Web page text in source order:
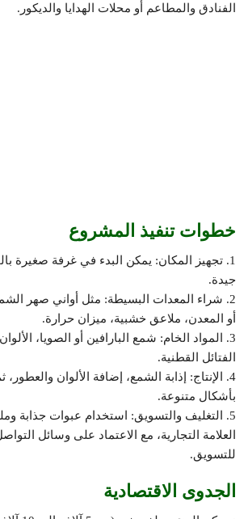
الفنادق والمطاعم أو محلات الهدايا والديكور.
خطوات تنفيذ المشروع
1. تجهيز المكان: يمكن البدء في غرفة صغيرة
جيدة.
2. شراء المعدات البسيطة: مثل أواني صهر
أو المعدن، ملاعق خشبية، ميزان حرارة.
3. المواد الخام: شمع البارافين أو الصويا،
الفتائل القطنية.
4. الإنتاج: إذابة الشمع، إضافة الألوان
بأشكال متنوعة.
5. التغليف والتسويق: استخدام عبوات جذابة
العلامة التجارية، مع الاعتماد على وسائل
للتسويق.
الجدوى الاقتصادية